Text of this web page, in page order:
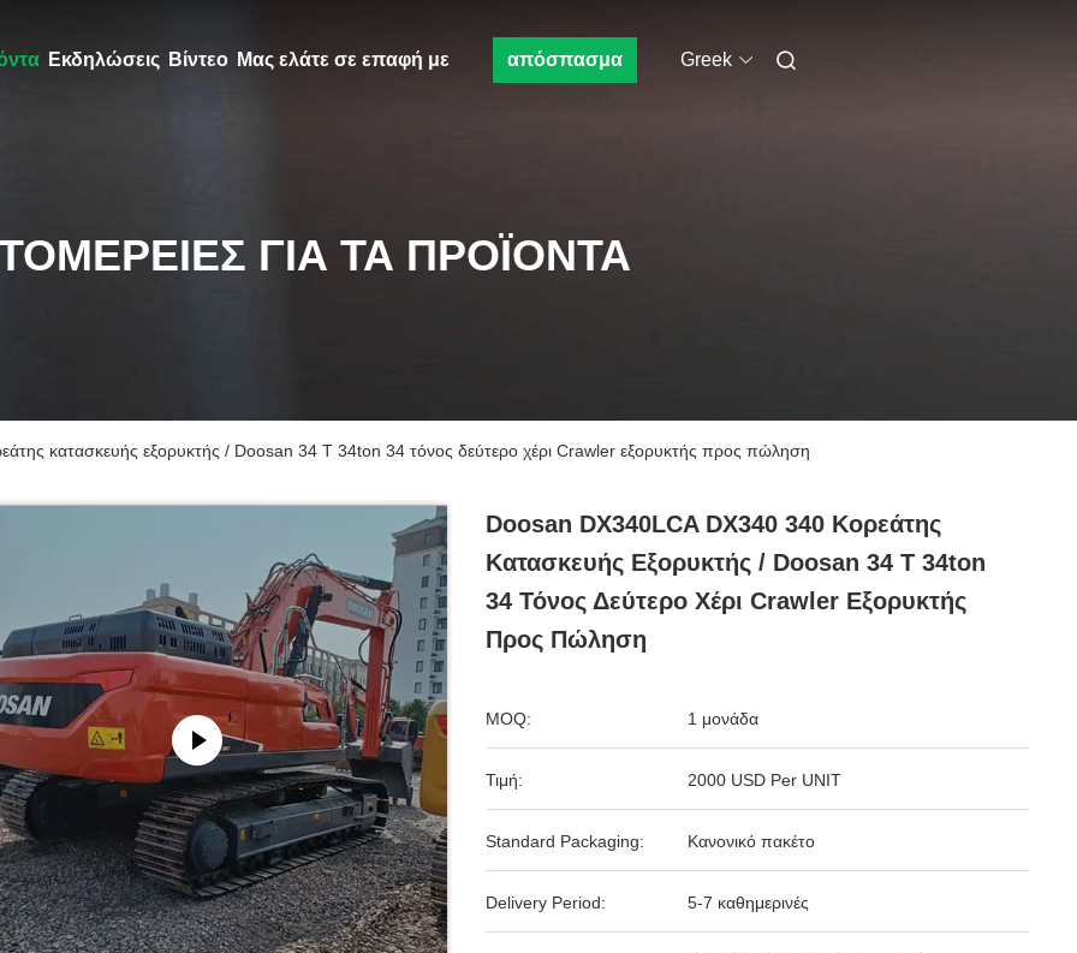
Εκδηλώσεις Βίντεο Μας ελάτε σε επαφή με απόσπασμα Greek
ΓΙΑ ΤΑ ΠΡΟΪΌΝΤΑ
κατασκευής εξορυκτής / Doosan 34 T 34ton 34 τόνος δεύτερο χέρι Crawler εξορυκτής προς πώληση
Doosan DX340LCA DX340 340 Κορεάτης
Κατασκευής Εξορυκτής / Doosan 34 T 34ton
34 Τόνος Δεύτερο Χέρι Crawler Εξορυκτής
Προς Πώληση
MOQ: 1 μονάδα
Τιμή: 2000 USD Per UNIT
Standard Packaging: Κανονικό πακέτο
Delivery Period: 5-7 καθημερινές